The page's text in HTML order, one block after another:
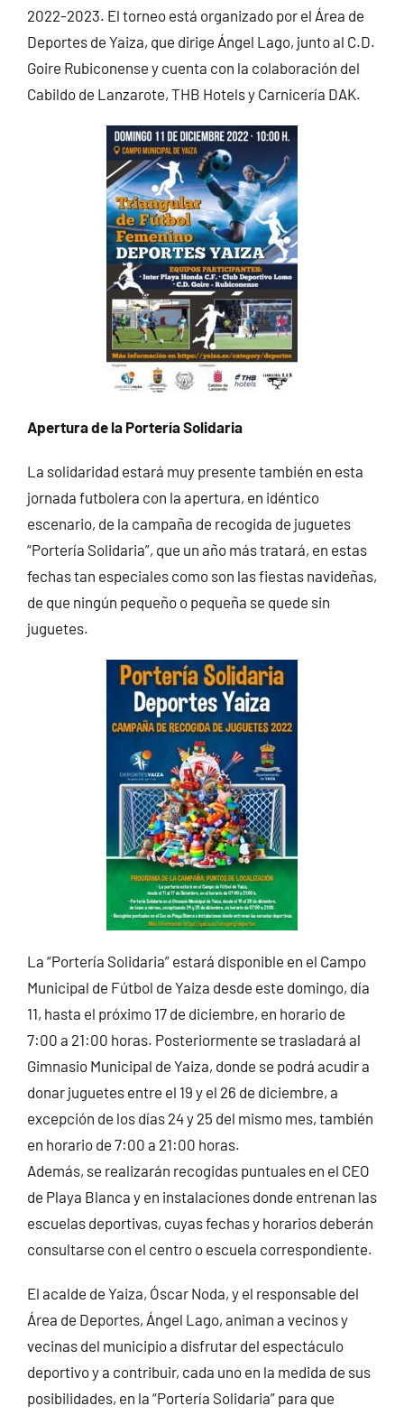
2022-2023. El torneo está organizado por el Área de
Deportes de Yaiza, que dirige Ángel Lago, junto al C.D.
Goire Rubiconense y cuenta con la colaboración del
Cabildo de Lanzarote, THB Hotels y Carnicería DAK.
Apertura de la Portería Solidaria
La solidaridad estará muy presente también en esta
jornada futbolera con la apertura, en idéntico
escenario, de la campaña de recogida de juguetes
“Portería Solidaria”, que un año más tratará, en estas
fechas tan especiales como son las fiestas navideñas,
de que ningún pequeño o pequeña se quede sin
juguetes.
La “Portería Solidaria” estará disponible en el Campo
Municipal de Fútbol de Yaiza desde este domingo, día
11, hasta el próximo 17 de diciembre, en horario de
7:00 a 21:00 horas. Posteriormente se trasladará al
Gimnasio Municipal de Yaiza, donde se podrá acudir a
donar juguetes entre el 19 y el 26 de diciembre, a
excepción de los días 24 y 25 del mismo mes, también
en horario de 7:00 a 21:00 horas.
Además, se realizarán recogidas puntuales en el CEO
de Playa Blanca y en instalaciones donde entrenan las
escuelas deportivas, cuyas fechas y horarios deberán
consultarse con el centro o escuela correspondiente.
El acalde de Yaiza, Óscar Noda, y el responsable del
Área de Deportes, Ángel Lago, animan a vecinos y
vecinas del municipio a disfrutar del espectáculo
deportivo y a contribuir, cada uno en la medida de sus
posibilidades, en la “Portería Solidaria” para que